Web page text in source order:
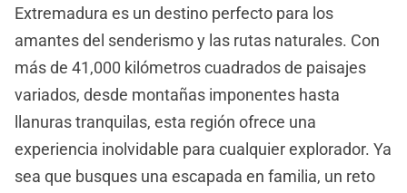
Extremadura es un destino perfecto para los
amantes del senderismo y las rutas naturales. Con
más de 41,000 kilómetros cuadrados de paisajes
variados, desde montañas imponentes hasta
llanuras tranquilas, esta región ofrece una
experiencia inolvidable para cualquier explorador. Ya
sea que busques una escapada en familia, un reto